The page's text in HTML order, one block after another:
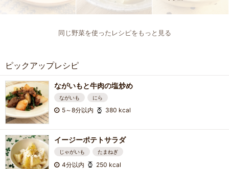
同じ野菜を使ったレシピをもっと見る
ピックアップレシピ
ながいもと牛肉の塩炒め
ながいも にら
5～8分以内 380 kcal
イージーポテトサラダ
じゃがいも たまねぎ
4分以内 250 kcal